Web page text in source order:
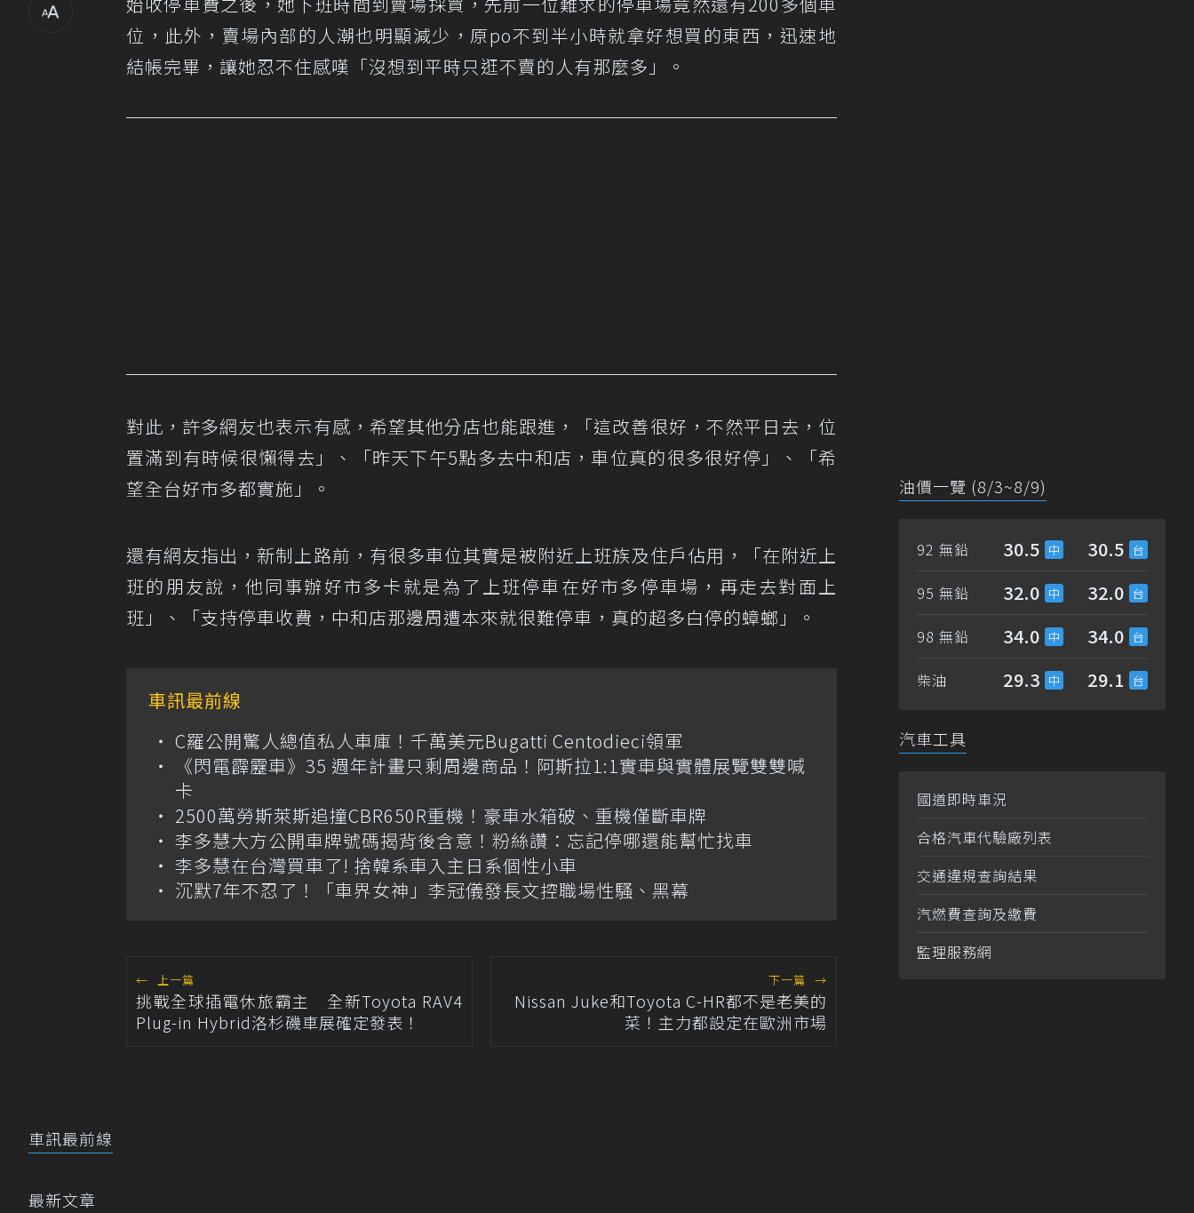
位，此外，賣場內部的人潮也明顯減少，原po不到半小時就拿好想買的東西，迅速地
結帳完畢，讓她忍不住感嘆「沒想到平時只逛不賣的人有那麼多」。
對此，許多網友也表示有感，希望其他分店也能跟進，「這改善很好，不然平日去，位
置滿到有時候很懶得去」、「昨天下午5點多去中和店，車位真的很多很好停」、「希
望全台好市多都實施」。
還有網友指出，新制上路前，有很多車位其實是被附近上班族及住戶佔用，「在附近上
班的朋友說，他同事辦好市多卡就是為了上班停車在好市多停車場，再走去對面上
班」、「支持停車收費，中和店那邊周遭本來就很難停車，真的超多白停的蟑螂」。
車訊最前線
C羅公開驚人總值私人車庫！千萬美元Bugatti Centodieci領軍
《閃電霹靂車》35 週年計畫只剩周邊商品！阿斯拉1:1實車與實體展覽雙雙喊
卡
2500萬勞斯萊斯追撞CBR650R重機！豪車水箱破、重機僅斷車牌
李多慧大方公開車牌號碼揭背後含意！粉絲讚：忘記停哪還能幫忙找車
李多慧在台灣買車了! 捨韓系車入主日系個性小車
沉默7年不忍了！「車界女神」李冠儀發長文控職場性騷、黑幕
← 上一篇
挑戰全球插電休旅霸主 全新Toyota RAV4
Plug-in Hybrid洛杉磯車展確定發表！
下一篇 →
Nissan Juke和Toyota C-HR都不是老美的
菜！主力都設定在歐洲市場
車訊最前線
最新文章
油價一覽 (8/3~8/9)
92 無鉛 30.5 30.5
95 無鉛 32.0 32.0
98 無鉛 34.0 34.0
柴油 29.3 29.1
汽車工具
國道即時車況
合格汽車代驗廠列表
交通違規查詢結果
汽燃費查詢及繳費
監理服務網